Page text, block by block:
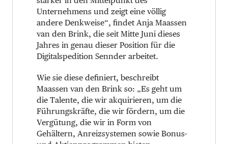
Unternehmens und zeigt eine völlig
andere Denkweise“, findet Anja Maassen
van den Brink, die seit Mitte Juni dieses
Jahres in genau dieser Position für die
Digitalspedition Sennder arbeitet.
Wie sie diese definiert, beschreibt
Maassen van den Brink so: „Es geht um
die Talente, die wir akquirieren, um die
Führungskräfte, die wir fördern, um die
Vergütung, die wir in Form von
Gehältern, Anreizsystemen sowie Bonus-